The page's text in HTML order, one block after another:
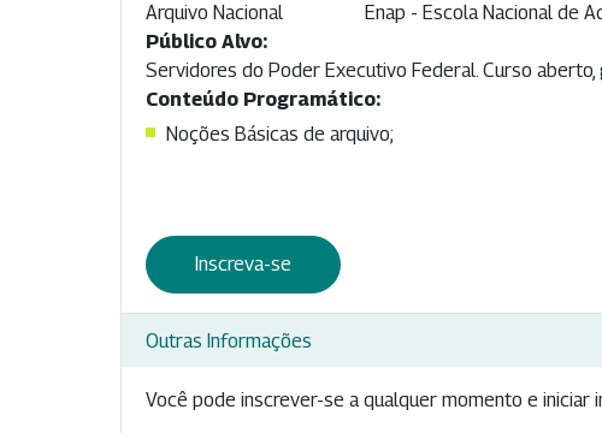
Arquivo Nacional
Enap - Escola Nacional de
Público Alvo:
Servidores do Poder Executivo Federal. Curso
Conteúdo Programático:
Noções Básicas de arquivo;
Inscreva-se
Outras Informações
Você pode inscrever-se a qualquer momento e iniciar